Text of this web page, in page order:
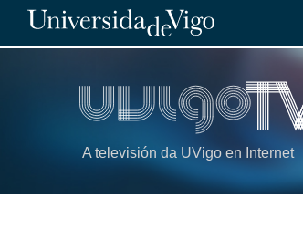
A televisión da UVigo en Internet